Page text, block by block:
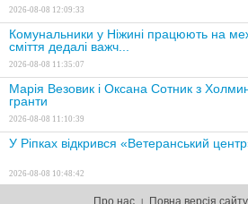
2026-08-08 12:09:33
Комунальники у Ніжині працюють на
сміття дедалі важч...
2026-08-08 11:35:07
Марія Везовик і Оксана Сотник з
гранти
2026-08-08 11:10:39
У Ріпках відкрився «Ветеранський
2026-08-08 10:48:42
На Чернігівщині попрощалися з
Про нас Повна версія сайту